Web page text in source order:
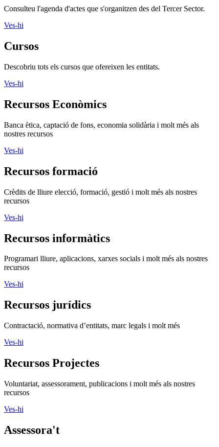
Consulteu l'agenda d'actes que s'organitzen des del Tercer Sector.
Ves-hi
Cursos
Descobriu tots els cursos que ofereixen les entitats.
Ves-hi
Recursos Econòmics
Banca ètica, captació de fons, economia solidària i molt més als
nostres recursos
Ves-hi
Recursos formació
Crèdits de lliure elecció, formació, gestió i molt més als nostres
recursos
Ves-hi
Recursos informàtics
Programari lliure, aplicacions, xarxes socials i molt més als nostres
recursos
Ves-hi
Recursos jurídics
Contractació, normativa d’entitats, marc legals i molt més
Ves-hi
Recursos Projectes
Voluntariat, assessorament, publicacions i molt més als nostres
recursos
Ves-hi
Assessora't